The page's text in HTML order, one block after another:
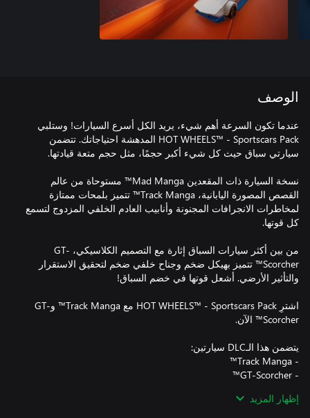
الوصف
عندما تكون السرعة أهم شيء، يريد الكل أسرع السيارات! وستلبي
HOT WHEELS™ - Sportscars Pack المدهشة احتياجاتك. تتضمن
نسخة السيارة ذات المقعدين Mad Manga™ مستوحاة من عالم
القصص المصورة اليابانية، Track Manga™ تتميز بلمحات ممتازة
لمخاطرات الانجرافات المجنونة وأنابيب العادم الخلفي المزدوج لتسمع
من بين أكثر سيارات السباق إثارة مع التصميم الكلاسيكي، GT-
Scorcher™ تتميز بهيكل ضخم وجناح خلفي ضخم لتحقيق الاستقرار
اشترِ HOT WHEELS™ - Sportscars Pack مع Track Manga™ وGT-
هذا الـDLC غير متضمن في أي HOT WHEELS™ Pass
إظهار المزيد